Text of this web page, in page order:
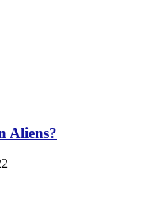
Aliens?